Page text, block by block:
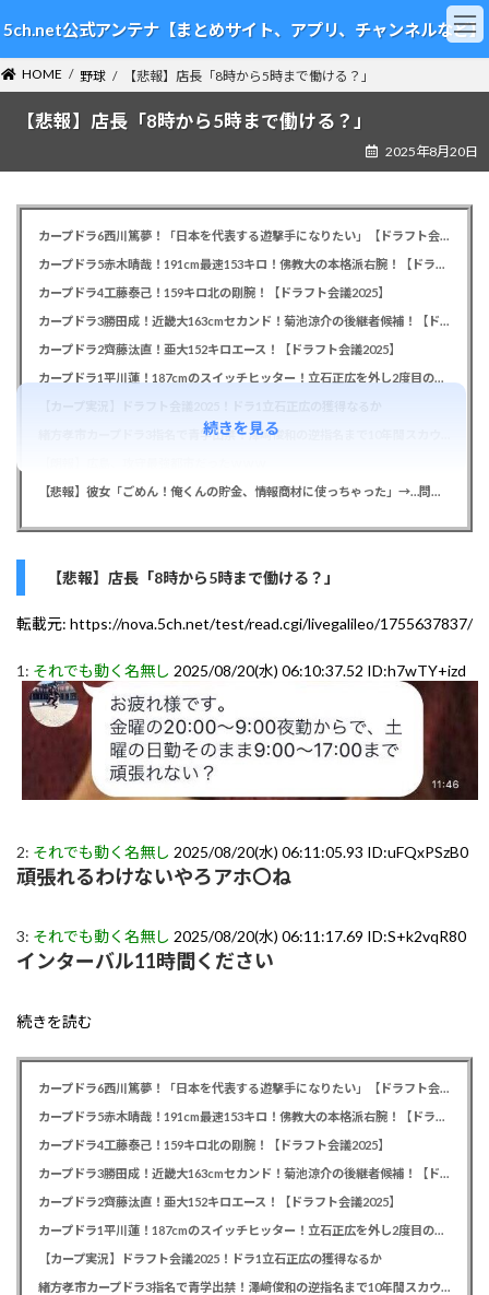
ン
テ
ン
ツ
ビ
ゲ
ー
シ
5ch.net公式アンテナ【まとめサイト、アプリ、チャンネルなど】
HOME 野球 【悲報】店長「8時から5時まで働ける？」
【悲報】店長「8時から5時まで働ける？」
2025年8月20日
カープドラ6西川篤夢！「日本を代表する遊撃手になりたい」【ドラフト会議2025】
カープドラ5赤木晴哉！191cm最速153キロ！佛教大の本格派右腕！【ドラフト会議2025】
カープドラ4工藤泰己！159キロ北の剛腕！【ドラフト会議2025】
カープドラ3勝田成！近畿大163cmセカンド！菊池涼介の後継者候補！【ドラフト会議2025】
カープドラ2齊藤汰直！亜大152キロエース！【ドラフト会議2025】
カープドラ1平川蓮！187cmのスイッチヒッター！立石正広を外し2度目の重複も新井監督がクジを引き当てる！【ドラフト会議2025】
【悲報】彼女「ごめん！俺くんの貯金、情報商材に使っちゃった」→…問い詰めたらギャン泣きされたんだが俺が悪いのか？
【悲報】店長「8時から5時まで働ける？」
転載元: https://nova.5ch.net/test/read.cgi/livegalileo/1755637837/
1: それでも動く名無し 2025/08/20(水) 06:10:37.52 ID:h7wTY+izd
2: それでも動く名無し 2025/08/20(水) 06:11:05.93 ID:uFQxPSzB0
頑張れるわけないやろアホ〇ね
3: それでも動く名無し 2025/08/20(水) 06:11:17.69 ID:S+k2vqR80
インターバル11時間ください
続きを読む
続きを見る
カープドラ6西川篤夢！「日本を代表する遊撃手になりたい」【ドラフト会議2025】
カープドラ5赤木晴哉！191cm最速153キロ！佛教大の本格派右腕！【ドラフト会議2025】
カープドラ4工藤泰己！159キロ北の剛腕！【ドラフト会議2025】
カープドラ3勝田成！近畿大163cmセカンド！菊池涼介の後継者候補！【ドラフト会議2025】
カープドラ2齊藤汰直！亜大152キロエース！【ドラフト会議2025】
カープドラ1平川蓮！187cmのスイッチヒッター！立石正広を外し2度目の重複も新井監督がクジを引き当てる！【ドラフト会議2025】
【カープ実況】ドラフト会議2025！ドラ1立石正広の獲得なるか
緒方孝市カープドラ3指名で青学出禁！澤﨑俊和の逆指名まで10年間スカウト出禁